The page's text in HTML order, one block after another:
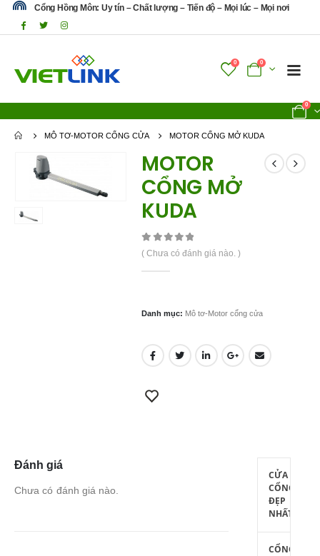
Cổng Hồng Môn: Uy tín – Chất lượng – Tiến độ – Mọi lúc – Mọi nơi
0 0
0
MÔ TƠ-MOTOR CỔNG CỬA MOTOR CỔNG MỞ KUDA
MOTOR
CỔNG MỞ
KUDA
0out of 5
( Chưa có đánh giá nào. )
Danh mục: Mô tơ-Motor cổng cửa
Đánh giá
Chưa có đánh giá nào.
CỬA
CỔNG
ĐẸP
NHẤT
CỔNG